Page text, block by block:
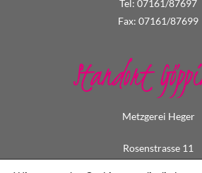
Tel: 07161/87697
Fax: 07161/87699
Standort
Metzgerei Heger
Rosenstrasse 11